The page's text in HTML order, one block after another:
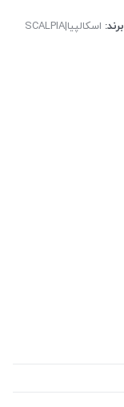
برند: اسکالپیا|SCALPIA